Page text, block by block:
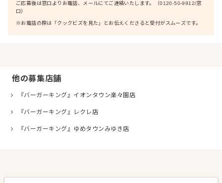
ご応募後は窓口よりお電話、メールにてご連絡いたします。（0120-50-9912/窓
口）
※お電話の際は「クックビズを見た」とお伝えくださると受付がスムーズです。
他の募集店舗
『バーガーキング』イオンタウン楽々園店
『バーガーキング』レクレ店
『バーガーキング』ゆめタウンみゆき店